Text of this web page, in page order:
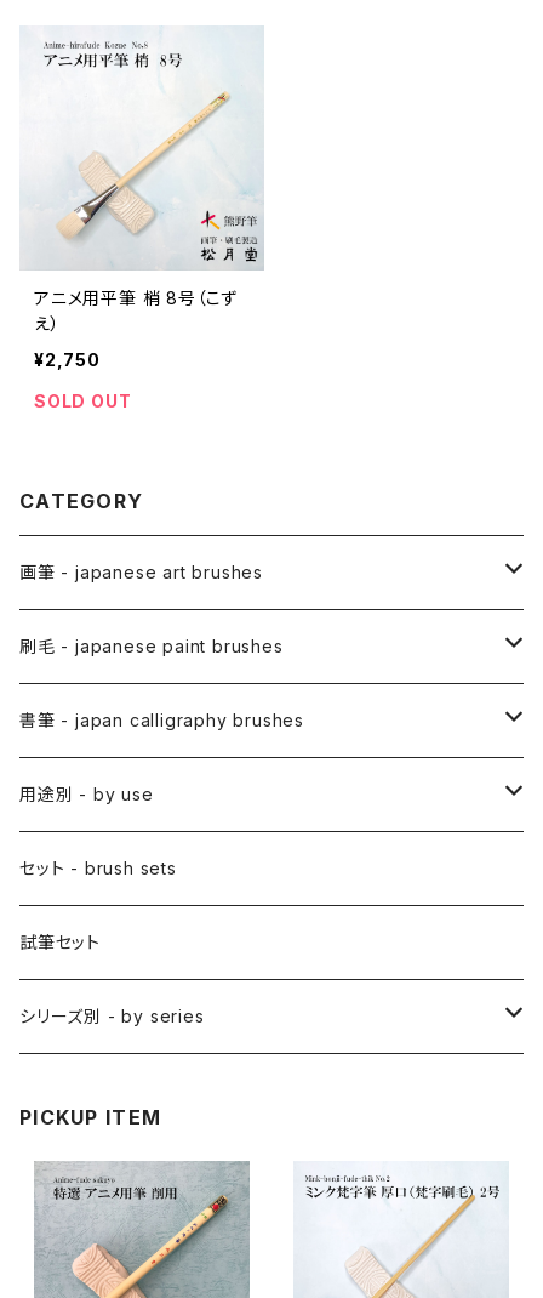
アニメ用平筆 梢 8号（こず
え）
¥2,750
SOLD OUT
CATEGORY
画筆 - japanese art brushes
アニメ用筆 / ANIME(draw anime)
アニメ用線描筆
アニメ用平筆
絵手紙用筆 / ETEGAMI (pic letter)
彩色筆 / SAISHIKI (color)
面相筆 / MENSO (line,detail)
削用筆 / SAKUYO (all-purpose)
隈取筆 / KUMADORI (blur,color)
長流 / CHORYU (ink draw)
山馬筆 / SANBA (ink,rough line)
刷毛 - japanese paint brushes
絵刷毛 / EBAKE (paint brushs)
日本画用絵刷毛
アニメ用絵刷毛
スリ込刷毛 / SURIKOMIBAKE (stencil)
差指刷毛 / SASHIBAKE (silk dyeing)
梵字筆 / BONJI-FUDE (sanskrit)
料理用刷毛 / RYORIBAKE(kitchen)
竹刷毛 / TAKEBAKE
横刷毛
書筆 - japan calligraphy brushes
小筆
仮名用
禅シリーズ
用途別 - by use
日本画 - japanese-style painting
水墨画 - japanese ink paint/sumie
アニメ背景美術 - anime background art
アニメ水張り・ぼかし・グラデーション
アニメ特定用途描き・特殊
絵手紙 - picture letter
カリグラフィー - calligraphy
セット - brush sets
試筆セット
シリーズ別 - by series
PICKUP ITEM